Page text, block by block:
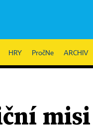
HRY PročNe ARCHIV